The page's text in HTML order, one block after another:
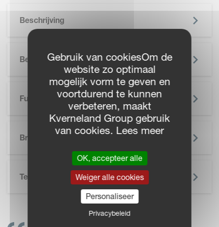
Beschrijving
Belangrijkste Voordelen
Functionaliteiten
Brochure
SKIP BROCHURE
Technische Specificatie
Gebruik van cookiesOm de
website zo optimaal
mogelijk vorm te geven en
voortdurend te kunnen
verbeteren, maakt
Kverneland Group gebruik
van cookies. Lees meer
OK, accepteer alle
Weiger alle cookies
Personaliseer
Privacybeleid